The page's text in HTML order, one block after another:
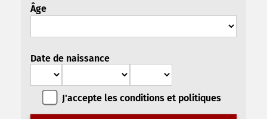
Âge
Date de naissance
J'accepte les conditions et politiques